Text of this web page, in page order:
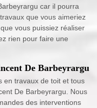
car il pourra
que vous aimeriez
vous puissiez réaliser
rien pour faire une
De Barbeyrargu
en travaux de toit et tous
De Barbeyrargu. Nous
des interventions